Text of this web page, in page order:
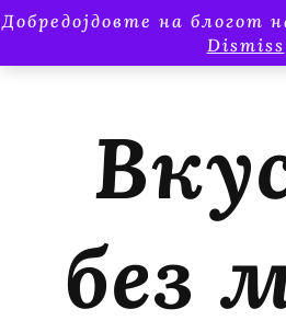
Добредојдовте на блогот
Dismiss
без